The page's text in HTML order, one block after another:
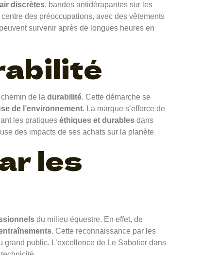
discrètes, bandes antidérapantes sur les
des préoccupations, avec des vêtements
survenir après de longues heures en
de la durabilité. Cette démarche se
de l’environnement. La marque s’efforce de
les pratiques éthiques et durables dans
des impacts de ses achats sur la planète.
les
du milieu équestre. En effet, de
. Cette reconnaissance par les
grand public. L’excellence de Le Sabotier dans